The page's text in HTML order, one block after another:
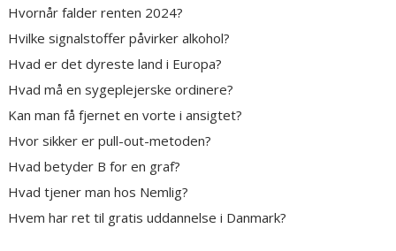
Hvornår falder renten 2024?
Hvilke signalstoffer påvirker alkohol?
Hvad er det dyreste land i Europa?
Hvad må en sygeplejerske ordinere?
Kan man få fjernet en vorte i ansigtet?
Hvor sikker er pull-out-metoden?
Hvad betyder B for en graf?
Hvad tjener man hos Nemlig?
Hvem har ret til gratis uddannelse i Danmark?